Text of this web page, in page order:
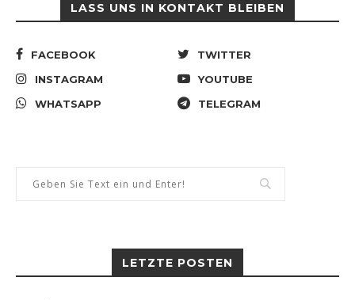
LASS UNS IN KONTAKT BLEIBEN
FACEBOOK
TWITTER
INSTAGRAM
YOUTUBE
WHATSAPP
TELEGRAM
LETZTE POSTEN